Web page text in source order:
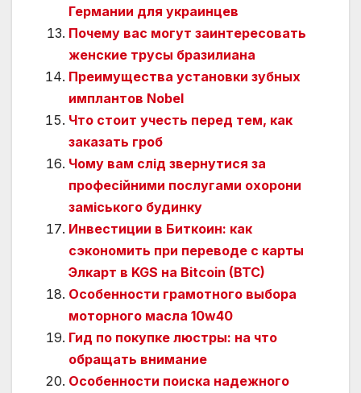
Германии для украинцев
Почему вас могут заинтересовать
женские трусы бразилиана
Преимущества установки зубных
имплантов Nobel
Что стоит учесть перед тем, как
заказать гроб
Чому вам слід звернутися за
професійними послугами охорони
заміського будинку
Инвестиции в Биткоин: как
сэкономить при переводе с карты
Элкарт в KGS на Bitcoin (BTC)
Особенности грамотного выбора
моторного масла 10w40
Гид по покупке люстры: на что
обращать внимание
Особенности поиска надежного